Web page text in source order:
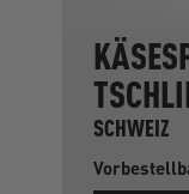
SCHWEIZ